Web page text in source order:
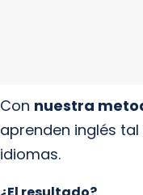
Con nuestra
aprenden inglés
idiomas.